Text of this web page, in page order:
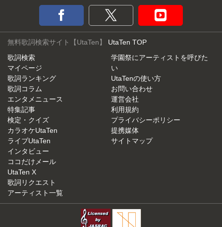
無料歌詞検索サイト【UtaTen】 UtaTen TOP
歌詞検索
マイページ
歌詞ランキング
歌詞コラム
エンタメニュース
特集記事
検定・クイズ
カラオケUtaTen
ライブUtaTen
インタビュー
ココだけメール
UtaTen X
歌詞リクエスト
アーティスト一覧
学園祭にアーティストを呼びた
い
UtaTenの使い方
お問い合わせ
運営会社
利用規約
プライバシーポリシー
提携媒体
サイトマップ